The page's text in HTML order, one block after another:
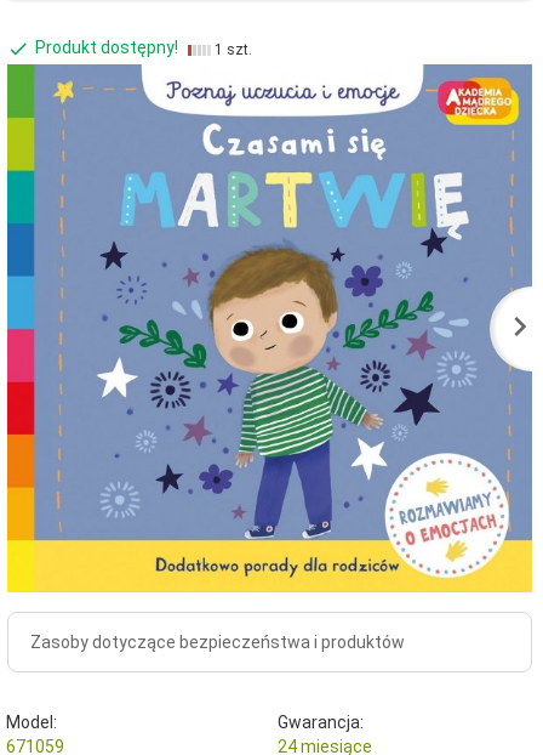
Produkt dostępny! 1 szt.
Zasoby dotyczące bezpieczeństwa i produktów
Model:
671059
Gwarancja:
24 miesiące